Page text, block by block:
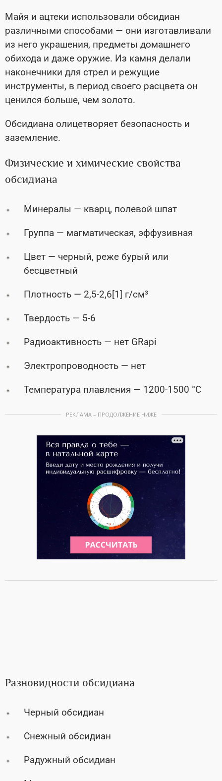
Майя и ацтеки использовали обсидиан
различными способами — они изготавливали
из него украшения, предметы домашнего
обихода и даже оружие. Из камня делали
наконечники для стрел и режущие
инструменты, в период своего расцвета он
ценился больше, чем золото.
Обсидиана олицетворяет безопасность и
заземление.
Физические и химические свойства
обсидиана
Минералы — кварц, полевой шпат
Группа — магматическая, эффузивная
Цвет — черный, реже бурый или
бесцветный
Плотность — 2,5-2,6[1] г/см³
Твердость — 5-6
Радиоактивность — нет GRapi
Электропроводность — нет
Температура плавления — 1200-1500 °C
РЕКЛАМА – ПРОДОЛЖЕНИЕ НИЖЕ
Разновидности обсидиана
Черный обсидиан
Снежный обсидиан
Радужный обсидиан